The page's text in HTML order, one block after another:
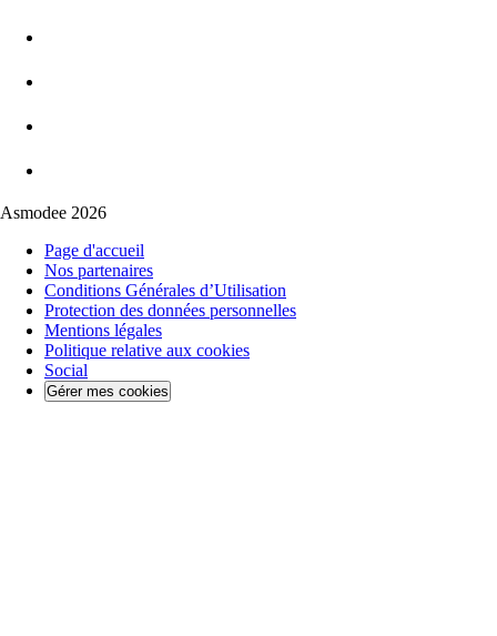
Asmodee 2026
Page d'accueil
Nos partenaires
Conditions Générales d’Utilisation
Protection des données personnelles
Mentions légales
Politique relative aux cookies
Social
Gérer mes cookies